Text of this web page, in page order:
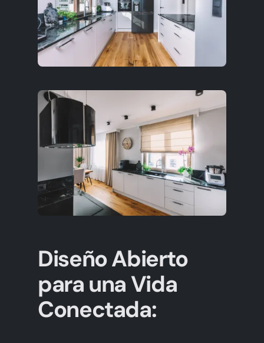
Diseño Abierto
para una Vida
Conectada: